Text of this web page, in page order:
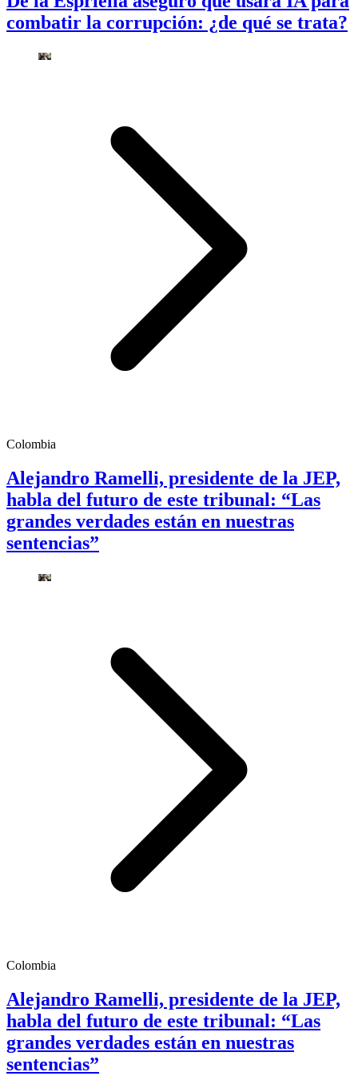
combatir la corrupción: ¿de qué se trata?
Colombia
Alejandro Ramelli, presidente de la JEP,
habla del futuro de este tribunal: “Las
grandes verdades están en nuestras
sentencias”
Colombia
Alejandro Ramelli, presidente de la JEP,
habla del futuro de este tribunal: “Las
grandes verdades están en nuestras
sentencias”